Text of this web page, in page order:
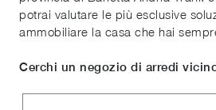
potrai valutare le più esclusive
ammobiliare la casa che hai
Cerchi un negozio di arredi